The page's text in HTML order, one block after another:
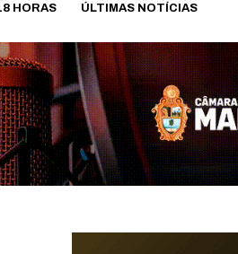
HORAS ÚLTIMAS NOTÍCIAS